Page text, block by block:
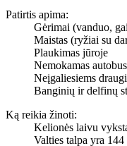
Patirtis apima:
Gėrimai (vanduo,
Maistas (ryžiai su
Plaukimas jūroje
Nemokamas
Neįgaliesiems
Banginių ir delfinų
Ką reikia žinoti:
Kelionės laivu
Valties talpa yra 144